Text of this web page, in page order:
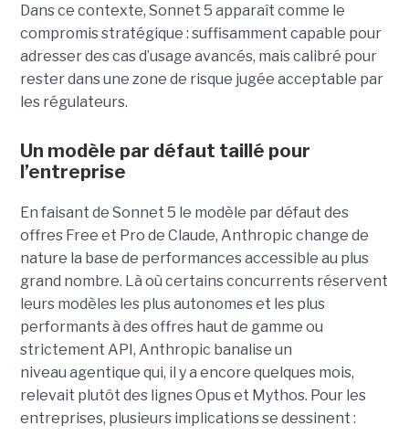
Dans ce contexte, Sonnet 5 apparaît comme le
compromis stratégique : suffisamment capable pour
adresser des cas d’usage avancés, mais calibré pour
rester dans une zone de risque jugée acceptable par
les régulateurs.
Un modèle par défaut taillé pour
l’entreprise
En faisant de Sonnet 5 le modèle par défaut des
offres Free et Pro de Claude, Anthropic change de
nature la base de performances accessible au plus
grand nombre. Là où certains concurrents réservent
leurs modèles les plus autonomes et les plus
performants à des offres haut de gamme ou
strictement API, Anthropic banalise un
niveau agentique qui, il y a encore quelques mois,
relevait plutôt des lignes Opus et Mythos. Pour les
entreprises, plusieurs implications se dessinent :